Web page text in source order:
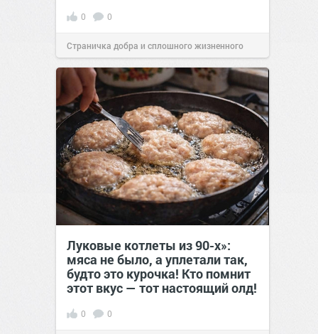
0 0
Страничка добра и сплошного жизненного
позитива!15:3807 авг 2026
Луковые котлеты из 90-х»:
мяса не было, а уплетали так,
будто это курочка! Кто помнит
этот вкус — тот настоящий олд!
0 0